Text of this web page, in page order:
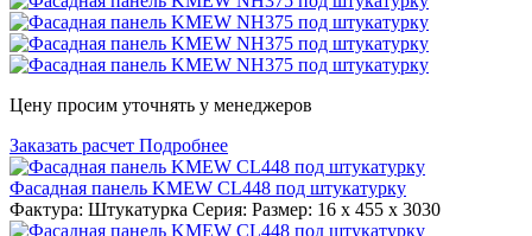
Цену просим уточнять у менеджеров
Заказать расчет Подробнее
Фасадная панель KMEW CL448 под штукатурку
Фактура: Штукатурка Серия: Размер: 16 x 455 x 3030